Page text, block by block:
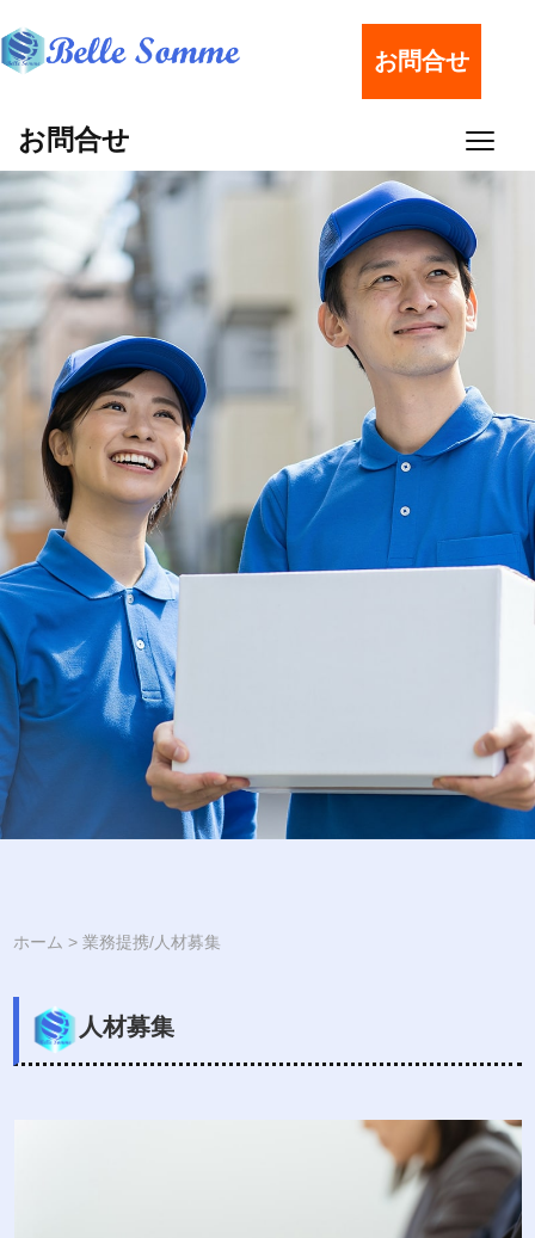
お問合せ
お問合せ
ホーム >業務提携/人材募集
人材募集